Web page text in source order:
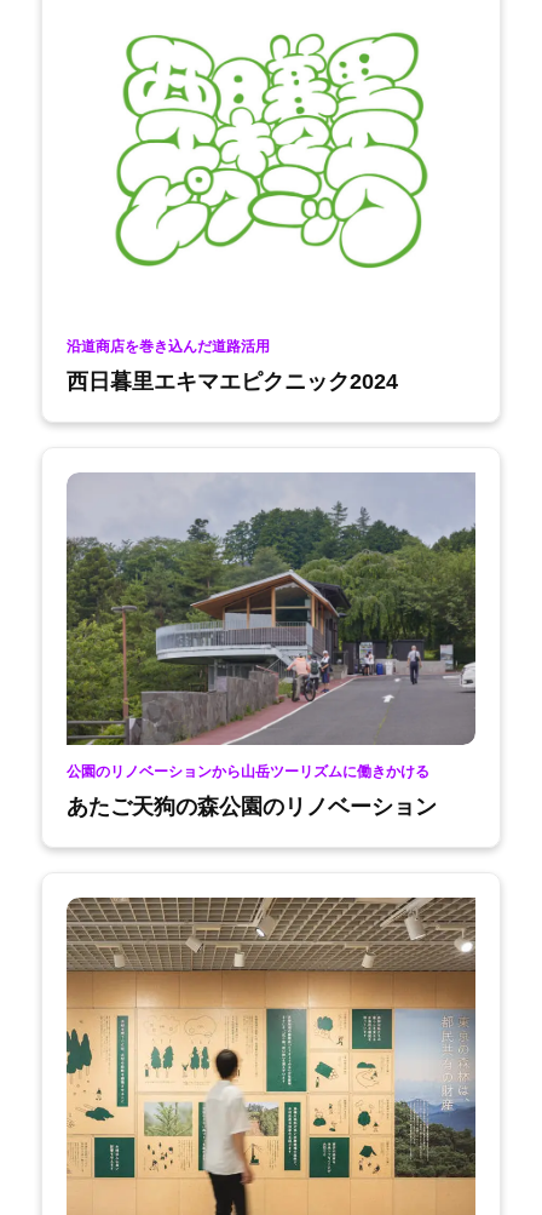
沿道商店を巻き込んだ道路活用
西日暮里エキマエピクニック2024
公園のリノベーションから山岳ツーリズムに働きかける
あたご天狗の森公園のリノベーション